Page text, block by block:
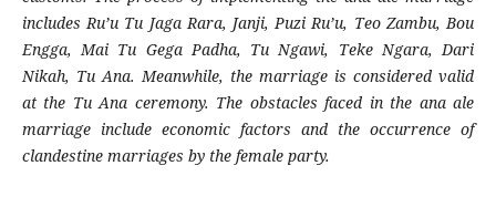
includes Ru’u Tu Jaga Rara, Janji, Puzi Ru’u, Teo Zambu, Bou
Engga, Mai Tu Gega Padha, Tu Ngawi, Teke Ngara, Dari
Nikah, Tu Ana. Meanwhile, the marriage is considered valid
at the Tu Ana ceremony. The obstacles faced in the ana ale
marriage include economic factors and the occurrence of
clandestine marriages by the female party.